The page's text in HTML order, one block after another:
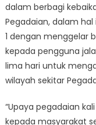
dalam berbagi
Pegadaian, dalam hal
1 dengan menggelar
kepada pengguna
lima hari untuk
wilayah sekitar
“Upaya pegadaian
kepada masyarakat